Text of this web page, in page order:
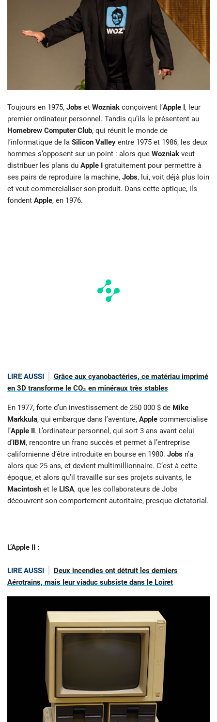
Toujours en 1975, Jobs et Wozniak conçoivent l’Apple I, leur
premier ordinateur personnel. Tandis qu’ils le présentent au
Homebrew Computer Club, qui réunit le monde de
l’informatique de la Silicon Valley entre 1975 et 1986, les deux
hommes s’opposent sur un point : alors que Wozniak veut
distribuer les plans du Apple I gratuitement pour permettre à
ses pairs de reproduire la machine, Jobs, lui, voit déjà plus loin
et veut commercialiser son produit. Dans cette optique, ils
fondent Apple, en 1976.
LIRE AUSSI
Grâce aux cyanobactéries, ce matériau imprimé
en 3D transforme le CO₂ en minéraux très stables
En 1977, forte d’un investissement de 250 000 $ de Mike
Markkula, qui embarque dans l’aventure, Apple commercialise
l’Apple II. L’ordinateur personnel, qui sort 3 ans avant celui
d’IBM, rencontre un franc succès et permet à l’entreprise
californienne d’être introduite en bourse en 1980. Jobs n’a
alors que 25 ans, et devient multimillionnaire. C’est à cette
époque, et alors qu’il travaille sur ses projets suivants, le
Macintosh et le LISA, que les collaborateurs de Jobs
découvrent son comportement autoritaire, presque dictatorial.
L’Apple II :
LIRE AUSSI
Deux incendies ont détruit les derniers
Aérotrains, mais leur viaduc subsiste dans le Loiret